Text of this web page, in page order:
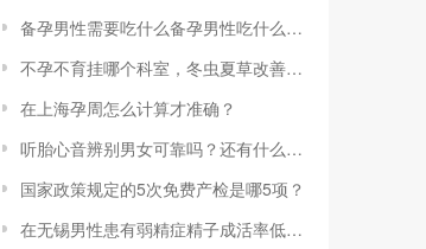
备孕男性需要吃什么备孕男性吃什么精子强 这6类食物不容错过
不孕不育挂哪个科室，冬虫夏草改善不孕不育研究获突破
在上海孕周怎么计算才准确？
听胎心音辨别男女可靠吗？还有什么方法辨别男女？
国家政策规定的5次免费产检是哪5项？
在无锡男性患有弱精症精子成活率低女性可以自然怀孕吗附精子质量提高方法介绍